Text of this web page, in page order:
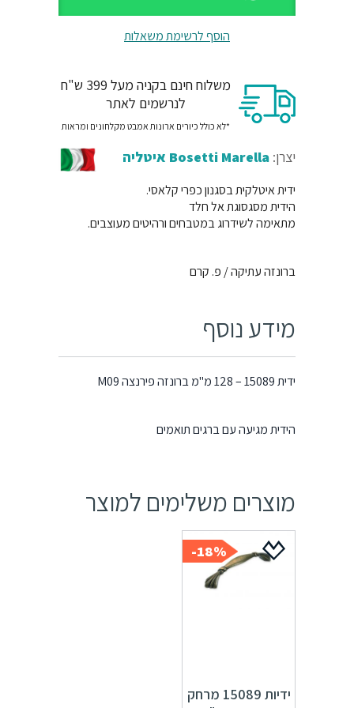
הוסף לרשימת משאלות
משלוח חינם בקניה מעל 399 ש"ח
לנרשמים לאתר
*לא כולל כיורים ארונות אמבט מקלחונים ומראות
יצרן: Bosetti Marella איטליה
ידית איטלקית בסגנון כפרי קלאסי.
הידית מסגסוגת אל חלד
מתאימה לשידרוג במטבחים ורהיטים מעוצבים.
ברונזה עתיקה / פ. קרם
מידע נוסף
ידית 15089 – 128 מ"מ ברונזה פירנצה M09
הידית מגיעה עם ברגים תואמים
מוצרים משלימים למוצר
18%-
ידיות 15089 מרחק